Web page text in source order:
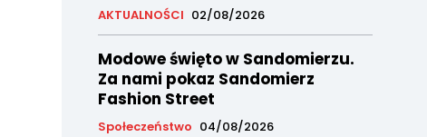
AKTUALNOŚCI 02/08/2026
Modowe święto w Sandomierzu.
Za nami pokaz Sandomierz
Fashion Street
Społeczeństwo 04/08/2026